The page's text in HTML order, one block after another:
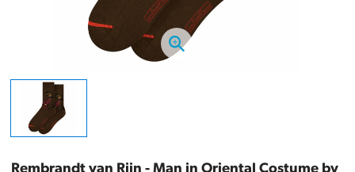
Rembrandt van Rijn - Man in Oriental Costume by